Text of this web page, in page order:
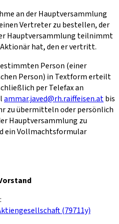
an der Hauptversammlung
Vertreter zu bestellen, der
Hauptversammlung teilnimmt
hat, den er vertritt.
Person (einer
Person) in Textform erteilt
per Telefax an
ammar.javed@rh.raiffeisen.atbis
zu übermitteln oder persönlich
Hauptversammlung zu
ein Vollmachtsformular
(79711y)